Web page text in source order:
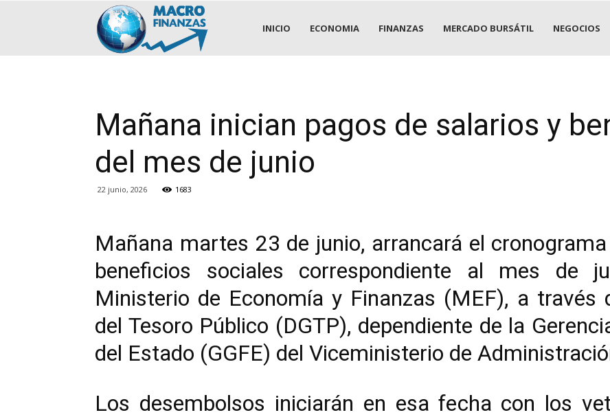
.::MACROFINANZAS::.
INICIO ECONOMIA FINANZAS MERCADO BURSÁTIL NEGOCIOS
Mañana inician pagos de salarios y
del mes de junio
22 junio, 2026 1683
Mañana martes 23 de junio, arrancará el
beneficios sociales correspondiente al mes de
Ministerio de Economía y Finanzas (MEF), a través
del Tesoro Público (DGTP), dependiente de la
del Estado (GGFE) del Viceministerio de
Los desembolsos iniciarán en esa fecha con los